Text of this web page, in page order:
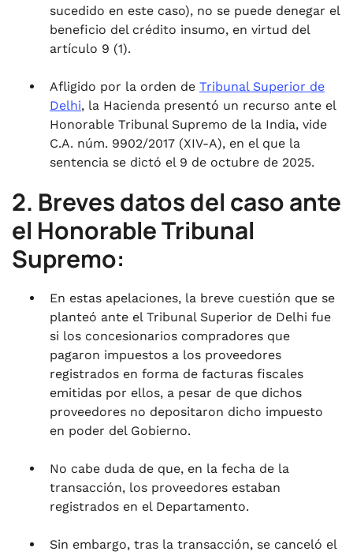
sucedido en este caso), no se puede denegar el
beneficio del crédito insumo, en virtud del
artículo 9 (1).
Afligido por la orden de Tribunal Superior de
Delhi, la Hacienda presentó un recurso ante el
Honorable Tribunal Supremo de la India, vide
C.A. núm. 9902/2017 (XIV-A), en el que la
sentencia se dictó el 9 de octubre de 2025.
2. Breves datos del caso ante
el Honorable Tribunal
Supremo:
En estas apelaciones, la breve cuestión que se
planteó ante el Tribunal Superior de Delhi fue
si los concesionarios compradores que
pagaron impuestos a los proveedores
registrados en forma de facturas fiscales
emitidas por ellos, a pesar de que dichos
proveedores no depositaron dicho impuesto
en poder del Gobierno.
No cabe duda de que, en la fecha de la
transacción, los proveedores estaban
registrados en el Departamento.
Sin embargo, tras la transacción, se canceló el